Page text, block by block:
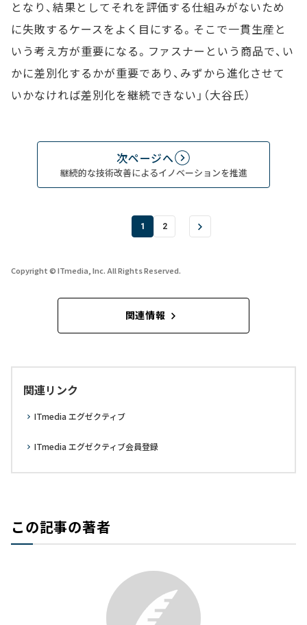
となり、結果としてそれを評価する仕組みがないため
に失敗するケースをよく目にする。そこで一貫生産と
いう考え方が重要になる。ファスナーという商品で、い
かに差別化するかが重要であり、みずから進化させて
いかなければ差別化を継続できない」（大谷氏）
次ページへ
継続的な技術改善によるイノベーションを推進
1 2
Copyright © ITmedia, Inc. All Rights Reserved.
関連情報
関連リンク
ITmedia エグゼクティブ
ITmedia エグゼクティブ会員登録
この記事の著者